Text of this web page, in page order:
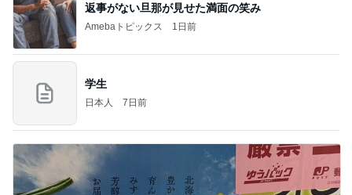
返事がない旦那が見せた満面の笑み
Amebaトピックス 1日前
学生
日本人 7日前